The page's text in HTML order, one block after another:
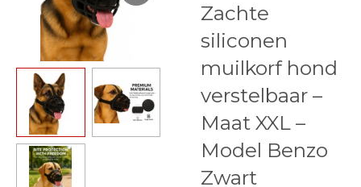
Zachte
siliconen
muilkorf hond
verstelbaar –
Maat XXL –
Model Benzo
Zwart